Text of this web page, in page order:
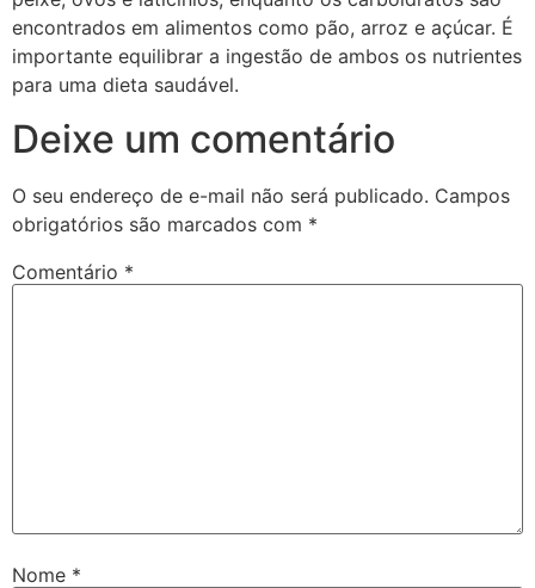
encontrados em alimentos como pão, arroz e açúcar. É
importante equilibrar a ingestão de ambos os nutrientes
para uma dieta saudável.
Deixe um comentário
O seu endereço de e-mail não será publicado. Campos
obrigatórios são marcados com *
Comentário *
Nome *